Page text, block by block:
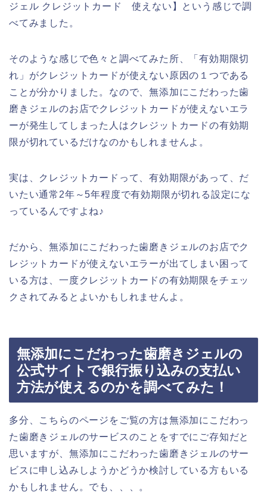
ジェル クレジットカード 使えない】という感じで調
べてみました。
そのような感じで色々と調べてみた所、「有効期限切
れ」がクレジットカードが使えない原因の１つである
ことが分かりました。なので、無添加にこだわった歯
磨きジェルのお店でクレジットカードが使えないエラ
ーが発生してしまった人はクレジットカードの有効期
限が切れているだけなのかもしれませんよ。
実は、クレジットカードって、有効期限があって、だ
いたい通常2年～5年程度で有効期限が切れる設定にな
っているんですよね♪
だから、無添加にこだわった歯磨きジェルのお店でク
レジットカードが使えないエラーが出てしまい困って
いる方は、一度クレジットカードの有効期限をチェッ
クされてみるとよいかもしれませんよ。
無添加にこだわった歯磨きジェルの
公式サイトで銀行振り込みの支払い
方法が使えるのかを調べてみた！
多分、こちらのページをご覧の方は無添加にこだわっ
た歯磨きジェルのサービスのことをすでにご存知だと
思いますが、無添加にこだわった歯磨きジェルのサー
ビスに申し込みしようかどうか検討している方もいる
かもしれません。でも、、、。